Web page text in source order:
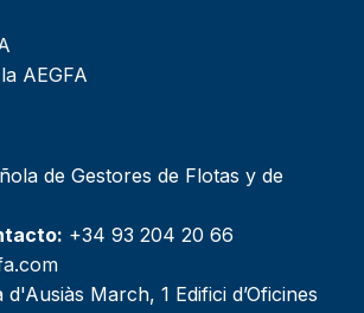
AEGFA
de Gestores de Flotas y de
+34 93 204 20 66
d'Ausiàs March, 1 Edifici d’Oficines